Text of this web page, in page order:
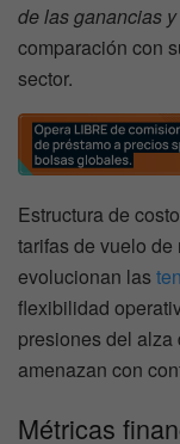
de las ganancias
comparación con
sector.
Estructura de
tarifas de vuelo
evolucionan las
flexibilidad
presiones del
amenazan con
Métricas